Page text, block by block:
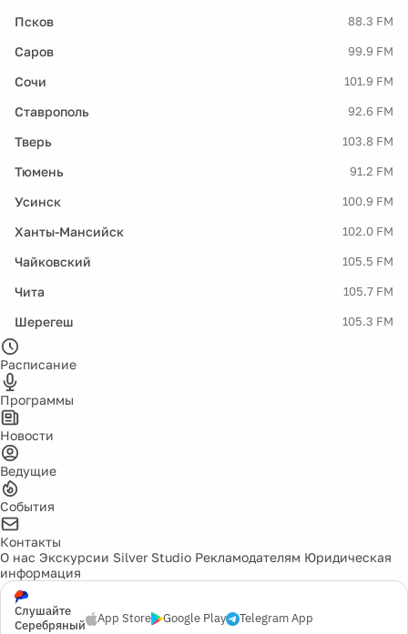
Псков 88.3 FM
Саров 99.9 FM
Сочи 101.9 FM
Ставрополь 92.6 FM
Тверь 103.8 FM
Тюмень 91.2 FM
Усинск 100.9 FM
Ханты-Мансийск 102.0 FM
Чайковский 105.5 FM
Чита 105.7 FM
Шерегеш 105.3 FM
Расписание
Программы
Новости
Ведущие
События
Контакты
О нас Экскурсии Silver Studio Рекламодателям Юридическая
информация
Слушайте
Серебряный
App Store Google Play Telegram App